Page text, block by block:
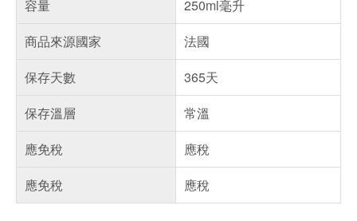
容量
250ml毫升
商品來源國家
法國
保存天數
365天
保存溫層
常溫
應免稅
應稅
應免稅
應稅